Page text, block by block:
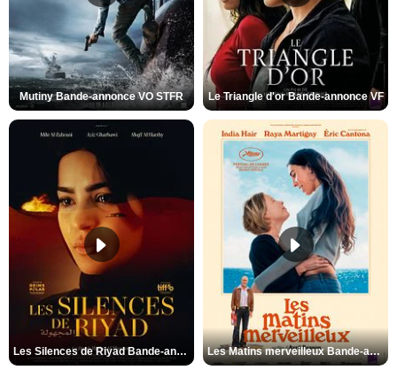
Mutiny Bande-annonce VO STFR Le Triangle d'or Bande-annonce VF
Les Silences de Riyad Bande-annonce VO STFR Les Matins merveilleux Bande-annonce VF